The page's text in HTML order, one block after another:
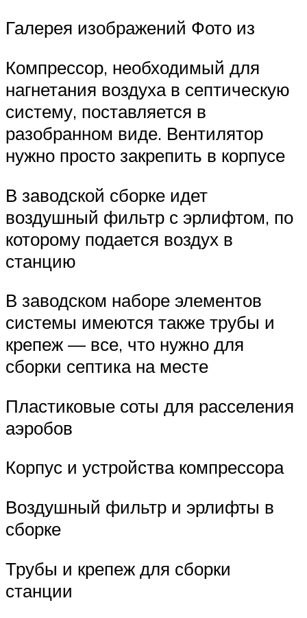
Галерея изображений Фото из
Компрессор, необходимый для
нагнетания воздуха в септическую
систему, поставляется в
разобранном виде. Вентилятор
нужно просто закрепить в корпусе
В заводской сборке идет
воздушный фильтр с эрлифтом, по
которому подается воздух в
станцию
В заводском наборе элементов
системы имеются также трубы и
крепеж — все, что нужно для
сборки септика на месте
Пластиковые соты для расселения
аэробов
Корпус и устройства компрессора
Воздушный фильтр и эрлифты в
сборке
Трубы и крепеж для сборки
станции